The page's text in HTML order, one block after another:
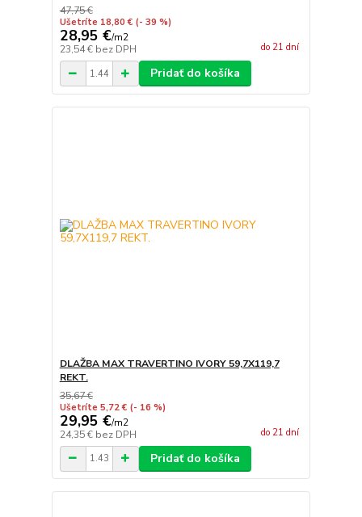
47,75 €
Ušetríte 18,80 € (- 39 %)
28,95 €/m2
23,54 € bez DPH do 21 dní
Pridať do košíka
DLAŽBA MAX TRAVERTINO IVORY 59,7X119,7
REKT.
35,67 €
Ušetríte 5,72 € (- 16 %)
29,95 €/m2
24,35 € bez DPH do 21 dní
Pridať do košíka